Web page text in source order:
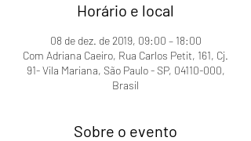
Horário e local
08 de dez. de 2019, 09:00 – 18:00
Com Adriana Caeiro, Rua Carlos Petit, 161, Cj.
91- Vila Mariana, São Paulo - SP, 04110-000,
Brasil
Sobre o evento